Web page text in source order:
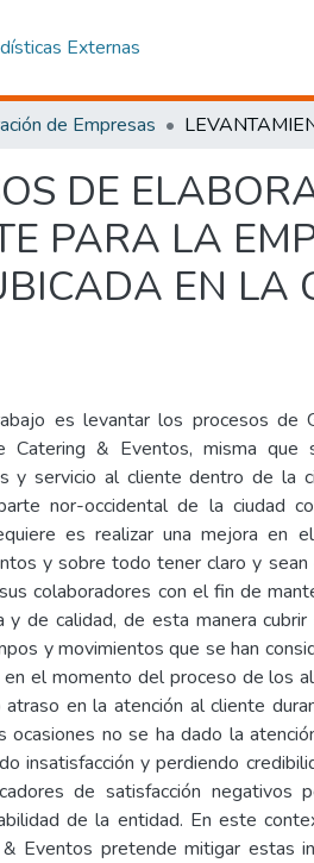
Externas
de Empresas
DE
PARA LA
EN LA
es levantar los procesos de
Catering & Eventos, misma que
y servicio al cliente dentro de la
nor-occidental de la ciudad
es realizar una mejora en
y sobre todo tener claro y sean
colaboradores con el fin de
y de calidad, de esta manera cubrir
y movimientos que se han
en el momento del proceso de los
en la atención al cliente
ocasiones no se ha dado la
insatisfacción y perdiendo
de satisfacción negativos
de la entidad. En este
Eventos pretende mitigar estas